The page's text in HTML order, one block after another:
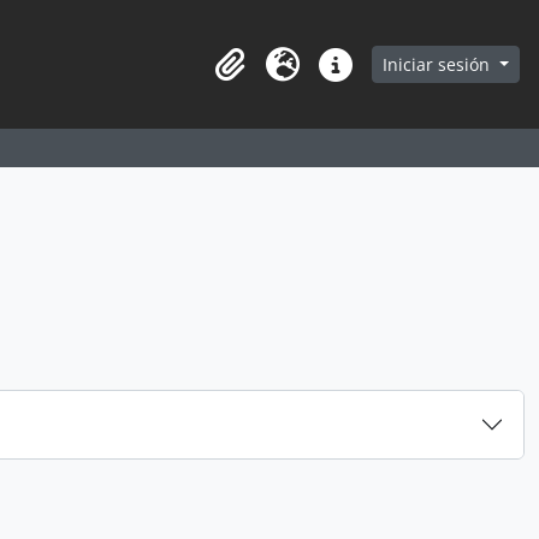
in browse page
Portapapeles
Idioma Enlaces rápidos
Iniciar sesión